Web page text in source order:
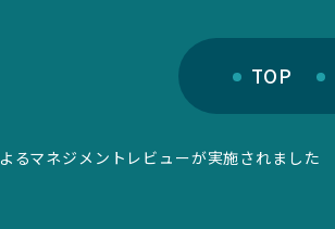
TOP
るマネジメントレビューが実施されました